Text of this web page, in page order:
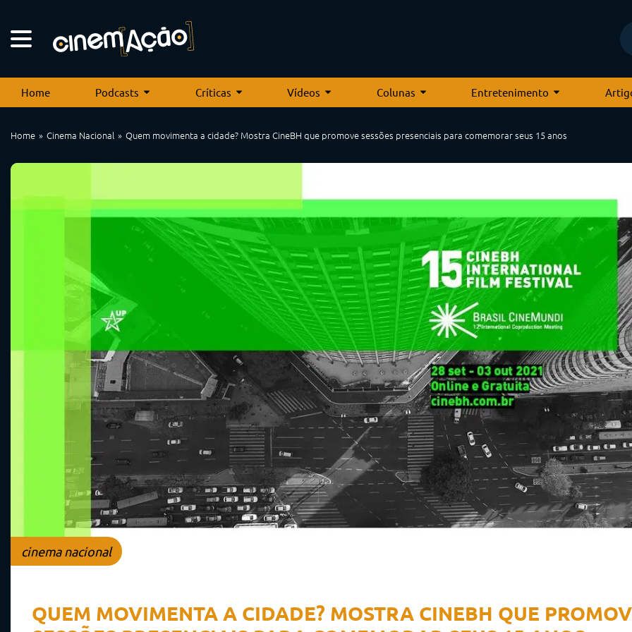
Home Podcasts Críticas Vídeos Colunas Entretenimento
Home Cinema Nacional Quem movimenta a cidade? Mostra CineBH que promove sessões presenciais para comemorar seus 15 anos
cinema nacional
QUEM MOVIMENTA A CIDADE? MOSTRA CINEBH QUE